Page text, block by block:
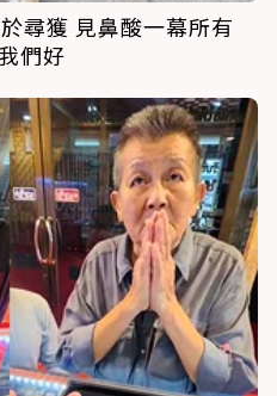
尋獲 見鼻酸一幕所有
們好